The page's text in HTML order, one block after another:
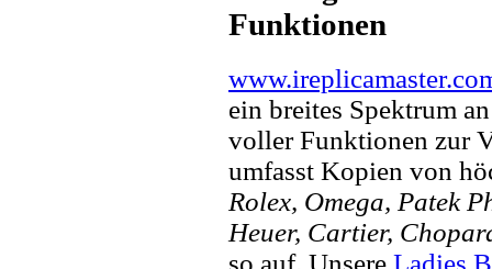
Funktionen
ein breites Spektrum
voller Funktionen zur
umfasst Kopien von
Rolex, Omega, Patek
Heuer, Cartier,